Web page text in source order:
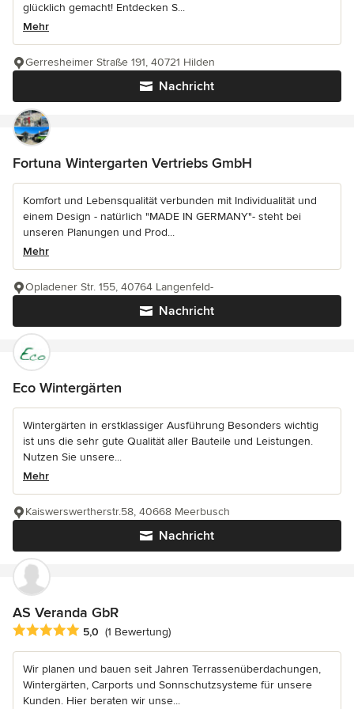
glücklich gemacht! Entdecken S...
Mehr
Nachricht
Gerresheimer Straße 191, 40721 Hilden
Fortuna Wintergarten Vertriebs GmbH
Komfort und Lebensqualität verbunden mit Individualität und
einem Design - natürlich "MADE IN GERMANY"- steht bei
unseren Planungen und Prod...
Mehr
Nachricht
Opladener Str. 155, 40764 Langenfeld-
Eco Wintergärten
Wintergärten in erstklassiger Ausführung Besonders wichtig
ist uns die sehr gute Qualität aller Bauteile und Leistungen.
Nutzen Sie unsere...
Mehr
Nachricht
Kaiswerswertherstr.58, 40668 Meerbusch
AS Veranda GbR
Durchschnittliche Bewertung: 5 von 5 Sternen
5,0 (1 Bewertung)
Wir planen und bauen seit Jahren Terrassenüberdachungen,
Wintergärten, Carports und Sonnschutzsysteme für unsere
Kunden. Hier beraten wir unse...